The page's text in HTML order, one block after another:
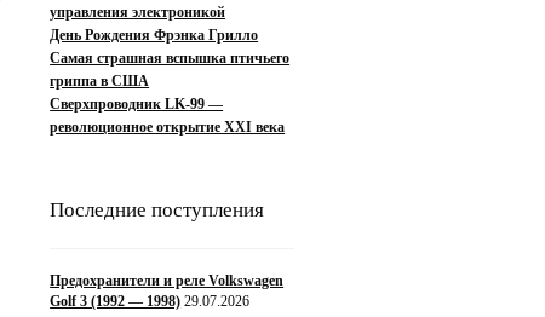
управления электроникой
День Рождения Фрэнка Грилло
Самая страшная вспышка птичьего
гриппа в США
Сверхпроводник LK-99 —
революционное открытие XXI века
Последние поступления
Предохранители и реле Volkswagen
Golf 3 (1992 — 1998) 29.07.2026